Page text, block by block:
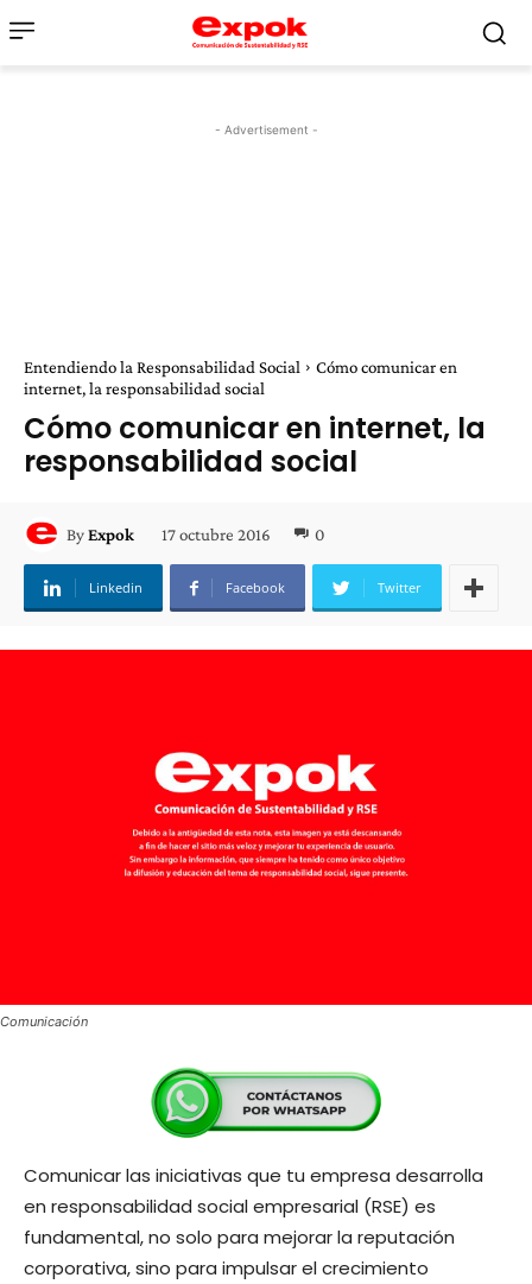
- Advertisement -
Entendiendo la Responsabilidad Social
Cómo comunicar en
internet, la responsabilidad social
Cómo comunicar en internet, la
responsabilidad social
ByExpok 17 octubre 2016 0
Linkedin Facebook Twitter
Comunicación
Comunicar las iniciativas que tu empresa desarrolla
en responsabilidad social empresarial (RSE) es
fundamental, no solo para mejorar la reputación
corporativa, sino para impulsar el crecimiento